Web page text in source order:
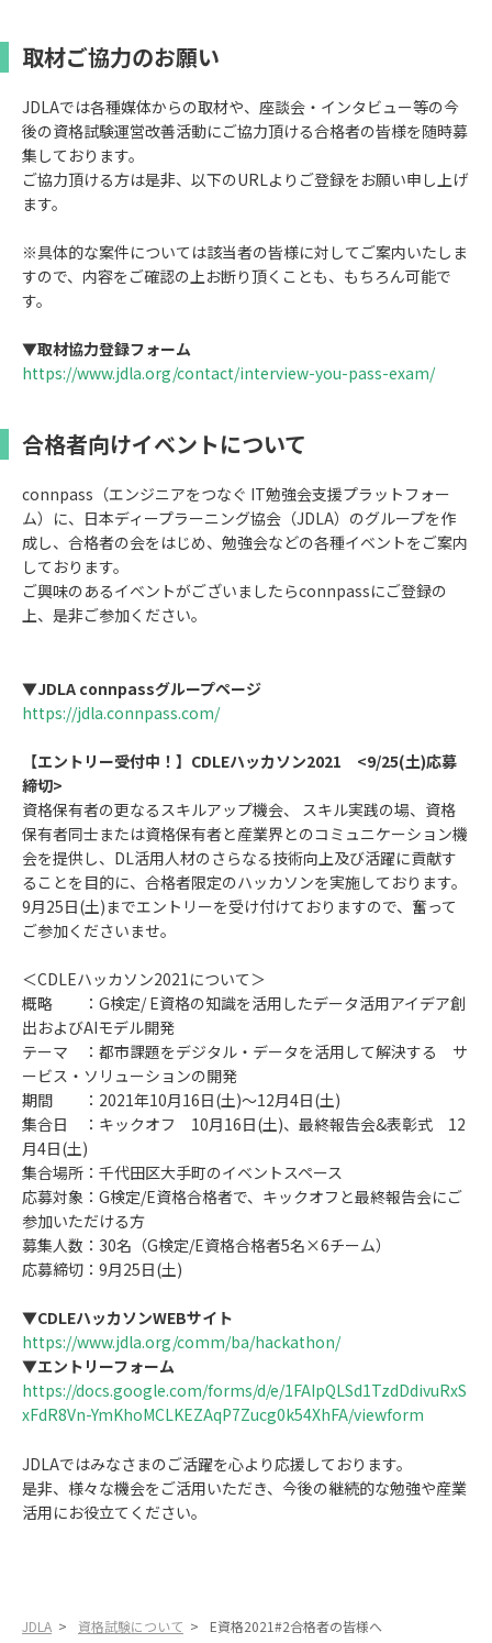
取材ご協力のお願い
JDLAでは各種媒体からの取材や、座談会・インタビュー等の今
後の資格試験運営改善活動にご協力頂ける合格者の皆様を随時募
集しております。
ご協力頂ける方は是非、以下のURLよりご登録をお願い申し上げ
ます。
※具体的な案件については該当者の皆様に対してご案内いたしま
すので、内容をご確認の上お断り頂くことも、もちろん可能で
す。
▼取材協力登録フォーム
https://www.jdla.org/contact/interview-you-pass-exam/
合格者向けイベントについて
connpass（エンジニアをつなぐ IT勉強会支援プラットフォー
ム）に、日本ディープラーニング協会（JDLA）のグループを作
成し、合格者の会をはじめ、勉強会などの各種イベントをご案内
しております。
ご興味のあるイベントがございましたらconnpassにご登録の
上、是非ご参加ください。
▼JDLA connpassグループページ
https://jdla.connpass.com/
【エントリー受付中！】CDLEハッカソン2021 <9/25(土)応募
締切>
資格保有者の更なるスキルアップ機会、 スキル実践の場、資格
保有者同士または資格保有者と産業界とのコミュニケーション機
会を提供し、DL活用人材のさらなる技術向上及び活躍に貢献す
ることを目的に、合格者限定のハッカソンを実施しております。
9月25日(土)までエントリーを受け付けておりますので、奮って
ご参加くださいませ。
＜CDLEハッカソン2021について＞
概略 ：G検定/ E資格の知識を活用したデータ活用アイデア創
出およびAIモデル開発
テーマ ：都市課題をデジタル・データを活用して解決する サ
ービス・ソリューションの開発
期間 ：2021年10月16日(土)〜12月4日(土)
集合日 ：キックオフ 10月16日(土)、最終報告会&表彰式 12
月4日(土)
集合場所：千代田区大手町のイベントスペース
応募対象：G検定/E資格合格者で、キックオフと最終報告会にご
参加いただける方
募集人数：30名（G検定/E資格合格者5名×6チーム）
応募締切：9月25日(土)
▼CDLEハッカソンWEBサイト
https://www.jdla.org/comm/ba/hackathon/
▼エントリーフォーム
https://docs.google.com/forms/d/e/1FAIpQLSd1TzdDdivuRxS
xFdR8Vn-YmKhoMCLKEZAqP7Zucg0k54XhFA/viewform
JDLAではみなさまのご活躍を心より応援しております。
是非、様々な機会をご活用いただき、今後の継続的な勉強や産業
活用にお役立てください。
JDLA > 資格試験について > E資格2021#2合格者の皆様へ